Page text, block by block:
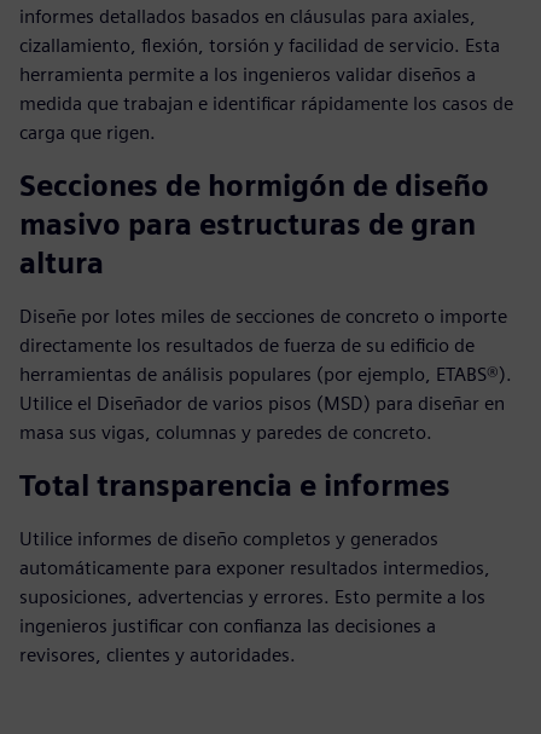
informes detallados basados en cláusulas para axiales,
cizallamiento, flexión, torsión y facilidad de servicio. Esta
herramienta permite a los ingenieros validar diseños a
medida que trabajan e identificar rápidamente los casos de
carga que rigen.
Secciones de hormigón de diseño
masivo para estructuras de gran
altura
Diseñe por lotes miles de secciones de concreto o importe
directamente los resultados de fuerza de su edificio de
herramientas de análisis populares (por ejemplo, ETABS®).
Utilice el Diseñador de varios pisos (MSD) para diseñar en
masa sus vigas, columnas y paredes de concreto.
Total transparencia e informes
Utilice informes de diseño completos y generados
automáticamente para exponer resultados intermedios,
suposiciones, advertencias y errores. Esto permite a los
ingenieros justificar con confianza las decisiones a
revisores, clientes y autoridades.